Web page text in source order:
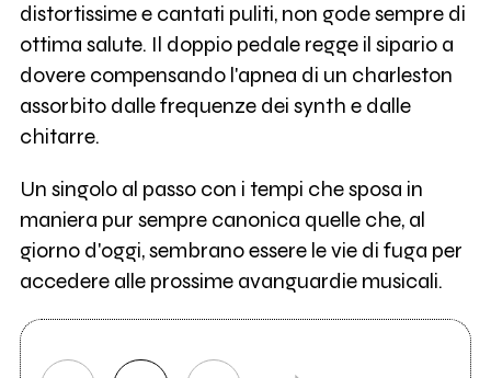
distortissime e cantati puliti, non gode sempre di
ottima salute. Il doppio pedale regge il sipario a
dovere compensando l'apnea di un charleston
assorbito dalle frequenze dei synth e dalle
chitarre.
Un singolo al passo con i tempi che sposa in
maniera pur sempre canonica quelle che, al
giorno d'oggi, sembrano essere le vie di fuga per
accedere alle prossime avanguardie musicali.